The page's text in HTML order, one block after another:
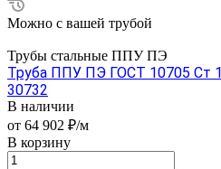
Можно с вашей трубой
Трубы стальные ППУ ПЭ
Труба ППУ ПЭ ГОСТ 10705 Ст
30732
В наличии
от 64 902 ₽/м
В корзину